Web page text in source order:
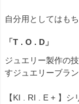
自分用としてはも
「T . O . D」
ジュエリー製作の
すジュエリーブラン
【KI . RI . E + 】